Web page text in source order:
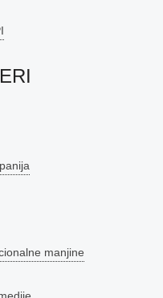
manjine